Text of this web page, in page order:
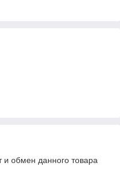
и обмен данного товара